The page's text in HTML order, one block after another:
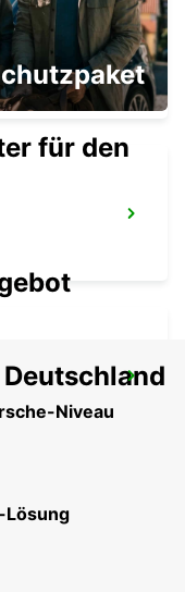
für den
Niveau